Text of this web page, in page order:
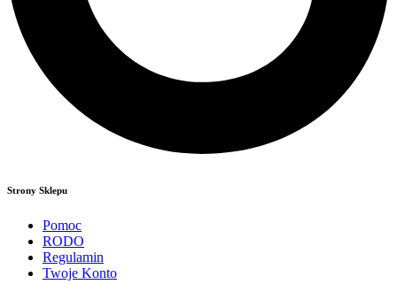
Strony Sklepu
Pomoc
RODO
Regulamin
Twoje Konto